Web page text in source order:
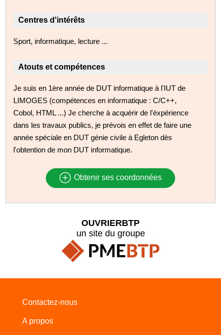
Centres d'intérêts
Sport, informatique, lecture ...
Atouts et compétences
Je suis en 1ère année de DUT informatique à l'IUT de
LIMOGES (compétences en informatique : C/C++,
Cobol, HTML ...) Je cherche à acquérir de l'éxpérience
dans les travaux publics, je prévois en effet de faire une
année spéciale en DUT génie civile à Egleton dès
l'obtention de mon DUT informatique.
Obtenir ses coordonnées
OUVRIERBTP
un site du groupe
Contactez-nous
A propos